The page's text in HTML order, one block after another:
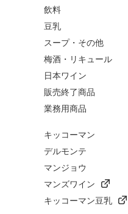
飲料
豆乳
スープ・その他
梅酒・リキュール
日本ワイン
販売終了商品
業務用商品
キッコーマン
デルモンテ
マンジョウ
マンズワイン
キッコーマン豆乳